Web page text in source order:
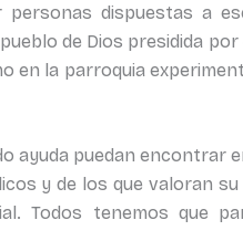
dispuestas a
de Dios presidida
en la parroquia
puedan encontrar en
y de los que valoran
Todos tenemos que